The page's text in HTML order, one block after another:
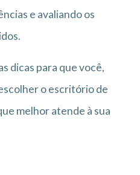
e avaliando os
dicas para que você,
o escritório de
melhor atende à sua